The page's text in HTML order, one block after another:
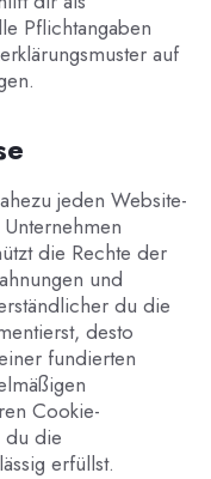
Pflichtangaben
auf
jeden Website-
die Rechte der
und
du die
desto
fundierten
Cookie-
du die
erfüllst.